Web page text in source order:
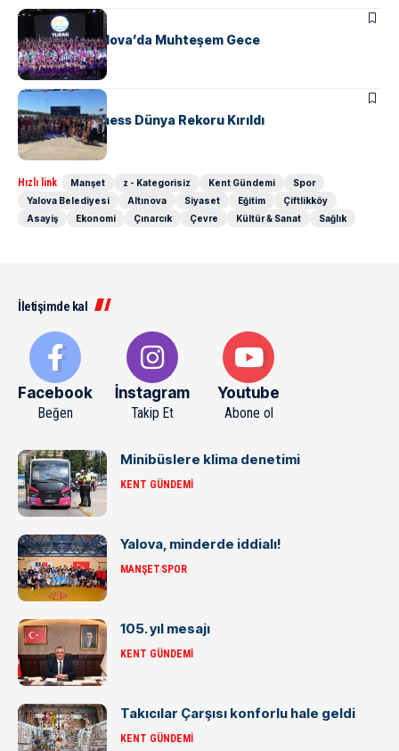
KÜLTÜR & SANAT
TUFAG’tan Yalova’da Muhteşem Gece
KÜLTÜR & SANAT
Horonla Guinness Dünya Rekoru Kırıldı
Hızlı link Manşet z - Kategorisiz Kent Gündemi
Spor
Yalova Belediyesi
Altınova Siyaset Eğitim
Çiftlikköy
Asayiş
Ekonomi Çınarcık Çevre Kültür & Sanat Sağlık
İletişimde kal
Facebook
Beğen
İnstagram
Takip Et
Youtube
Abone ol
Minibüslere klima denetimi
KENT GÜNDEMI
Yalova, minderde iddialı!
MANŞETSPOR
105. yıl mesajı
KENT GÜNDEMI
Takıcılar Çarşısı konforlu hale geldi
KENT GÜNDEMI